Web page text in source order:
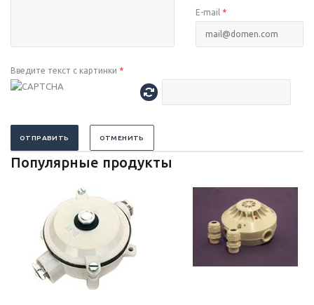
E-mail *
Введите текст с картинки *
ОТПРАВИТЬ ОТМЕНИТЬ
Популярные продукты